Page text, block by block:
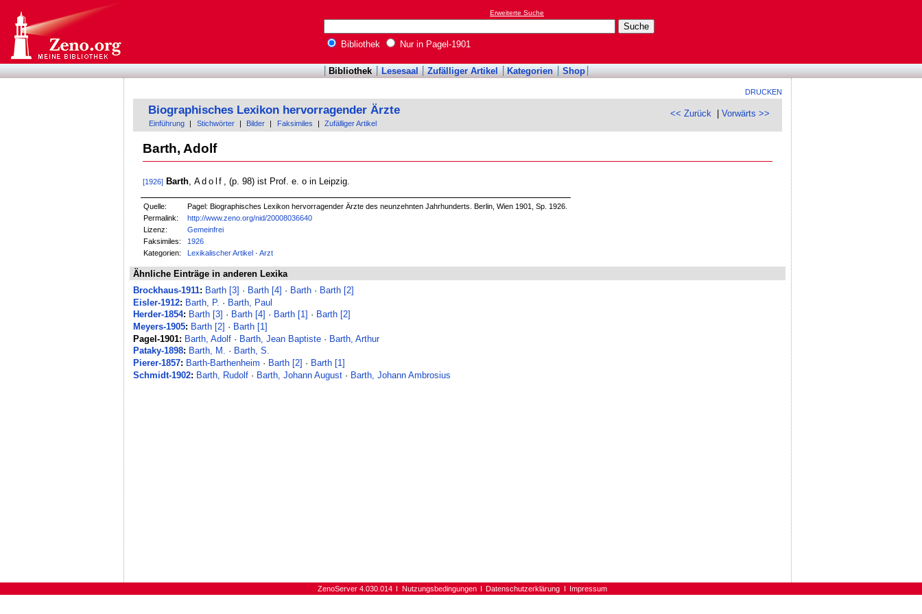
Erweiterte Suche
Bibliothek Nur in Pagel-1901
Bibliothek Lesesaal Zufälliger Artikel Kategorien Shop
DRUCKEN
<< Zurück |Vorwärts >>
Biographisches Lexikon hervorragender Ärzte
Einführung Stichwörter Bilder Faksimiles Zufälliger Artikel
Barth, Adolf
[1926] Barth, Adolf , (p. 98) ist Prof. e. o in Leipzig.
Quelle:
Pagel: Biographisches Lexikon hervorragender Ärzte des neunzehnten Jahrhunderts. Berlin, Wien 1901, Sp. 1926.
Permalink:
http://www.zeno.org/nid/20008036640
Lizenz:
Gemeinfrei
Faksimiles:
1926
Kategorien:
Lexikalischer Artikel ·Arzt
Ähnliche Einträge in anderen Lexika
Brockhaus-1911: Barth [3] · Barth [4] · Barth · Barth [2]
Eisler-1912: Barth, P. · Barth, Paul
Herder-1854: Barth [3] · Barth [4] · Barth [1] · Barth [2]
Meyers-1905: Barth [2] · Barth [1]
Pagel-1901: Barth, Adolf · Barth, Jean Baptiste · Barth, Arthur
Pataky-1898: Barth, M. · Barth, S.
Pierer-1857: Barth-Barthenheim · Barth [2] · Barth [1]
Schmidt-1902: Barth, Rudolf · Barth, Johann August · Barth, Johann Ambrosius
ZenoServer 4.030.014 Nutzungsbedingungen Datenschutzerklärung Impressum